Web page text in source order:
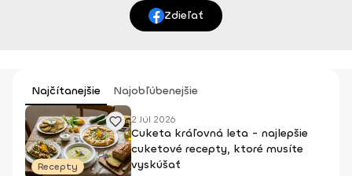
Zdieľať
Najčítanejšie Najobľúbenejšie
Recepty
2 Júl 2026
Cuketa kráľovná leta - najlepšie
cuketové recepty, ktoré musíte
vyskúšať